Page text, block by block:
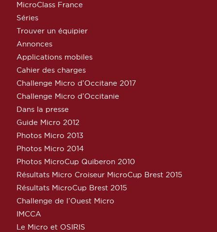
MicroClass France
Séries
Trouver un équipier
Annonces
Applications mobiles
Cahier des charges
Challenge Micro d’Occitane 2017
Challenge Micro d’Occitanie
Dans la presse
Guide Micro 2012
Photos Micro 2013
Photos Micro 2014
Photos MicroCup Quiberon 2010
Résultats Micro Croiseur MicroCup Brest 2015
Résultats MicroCup Brest 2015
Challenge de l’Ouest Micro
IMCCA
Le Micro et OSIRIS